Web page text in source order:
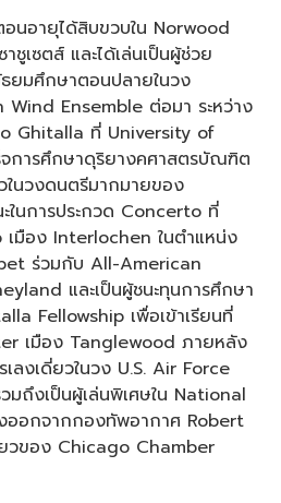
อนอายุได้สิบขวบใน Norwood
ชูเซตส์ และได้เล่นเป็นผู้ช่วย
ยมศึกษาตอนปลายในวง
Ensemble ต่อมา ระหว่าง
Ghitalla ที่ University of
จการศึกษาดุริยางคศาสตรบัณฑิต
ในวงดนตรีมากมายของ
ในการประกวด Concerto ที่
มือง Interlochen ในตำแหน่ง
ร่วมกับ All-American
และเป็นผู้ชนะทุนการศึกษา
Fellowship เพื่อเข้าเรียนที่
เมือง Tanglewood ภายหลัง
เลงเดี่ยวในวง U.S. Air Force
มถึงเป็นผู้เล่นพิเศษใน National
อกจากกองทัพอากาศ Robert
วของ Chicago Chamber